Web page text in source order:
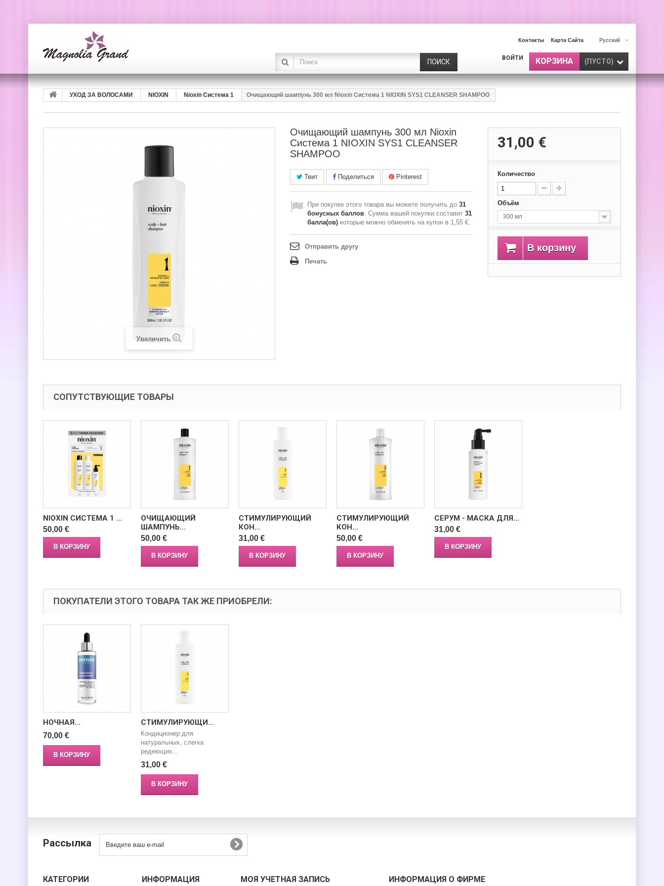
Русский
Контакты Карта Сайта
КОРЗИНА (ПУСТО)
ВОЙТИ
ПОИСК
УХОД ЗА ВОЛОСАМИ NIOXIN Nioxin Система 1 Очищающий шампунь 300 мл Nioxin Cистема 1 NIOXIN SYS1 CLEANSER SHAMPOO
Увеличить
Очищающий шампунь 300 мл Nioxin
Cистема 1 NIOXIN SYS1 CLEANSER
SHAMPOO
Твит Поделиться Pinterest
При покупке этого товара вы можете получить до 31
бонусных баллов. Сумма вашей покупки составит 31
балла(ов) которые можно обменять на купон в 1,55 €.
Отправить другу
Печать
31,00 €
Количество
Объём
300 мл
В корзину
СОПУТСТВУЮЩИЕ ТОВАРЫ
NIOXIN СИСТЕМА 1 ...
50,00 €
В КОРЗИНУ
ОЧИЩАЮЩИЙ
ШАМПУНЬ...
50,00 €
В КОРЗИНУ
СТИМУЛИРУЮЩИЙ
КОН...
31,00 €
В КОРЗИНУ
СТИМУЛИРУЮЩИЙ
КОН...
50,00 €
В КОРЗИНУ
СЕРУМ - МАСКА ДЛЯ...
31,00 €
В КОРЗИНУ
ПОКУПАТЕЛИ ЭТОГО ТОВАРА ТАК ЖЕ ПРИОБРЕЛИ:
НОЧНАЯ...
70,00 €
В КОРЗИНУ
СТИМУЛИРУЮЩИ...
Кондиционер для
натуральных, слегка
редеющих...
31,00 €
В КОРЗИНУ
Рассылка
КАТЕГОРИИ ИНФОРМАЦИЯ МОЯ УЧЕТНАЯ ЗАПИСЬ ИНФОРМАЦИЯ О ФИРМЕ